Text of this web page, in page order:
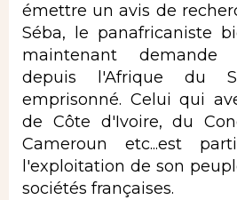
émettre un avis de
Séba, le panafricaniste
maintenant demande
depuis l'Afrique du
emprisonné. Celui qui
de Côte d'Ivoire, du
Cameroun etc...est
l'exploitation de son
sociétés françaises.